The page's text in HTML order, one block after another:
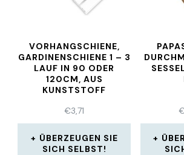
VORHANGSCHIENE,
GARDINENSCHIENE 1 – 3
LAUF IN 90 ODER
120CM, AUS
KUNSTSTOFF
€3,71
ÜBERZEUGEN SIE
SICH SELBST!